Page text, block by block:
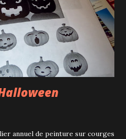
annuel de peinture sur courges